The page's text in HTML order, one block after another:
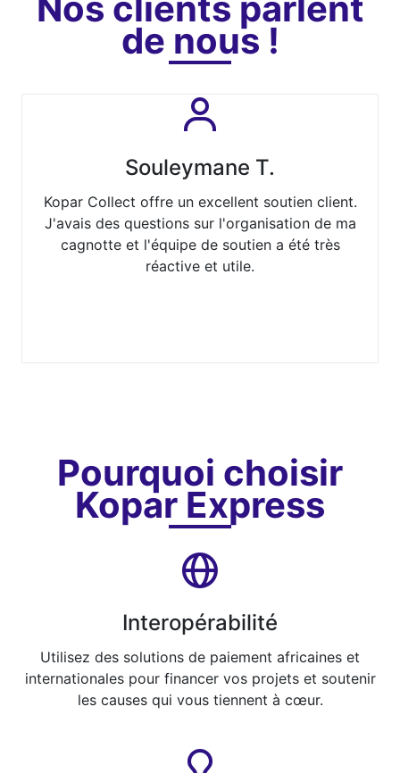
de nous !
Souleymane T.
Kopar Collect offre un excellent soutien client.
J'avais des questions sur l'organisation de ma
cagnotte et l'équipe de soutien a été très
réactive et utile.
Pourquoi choisir
Kopar Express
Interopérabilité
Utilisez des solutions de paiement africaines et
internationales pour financer vos projets et soutenir
les causes qui vous tiennent à cœur.